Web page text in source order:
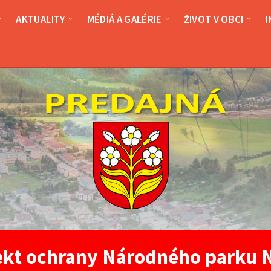
AKTUALITY MÉDIÁ A GALÉRIE ŽIVOT V OBCI
ochrany Národného parku